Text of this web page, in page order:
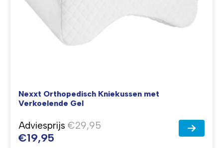
Nexxt Orthopedisch Kniekussen met
Verkoelende Gel
Adviesprijs €29,95
€19,95